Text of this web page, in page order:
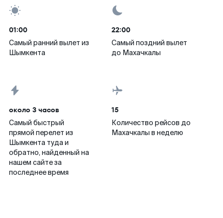
01:00
Самый ранний вылет из
Шымкента
22:00
Самый поздний вылет
до Махачкалы
около 3 часов
Самый быстрый
прямой перелет из
Шымкента туда и
обратно, найденный на
нашем сайте за
последнее время
15
Количество рейсов до
Махачкалы в неделю